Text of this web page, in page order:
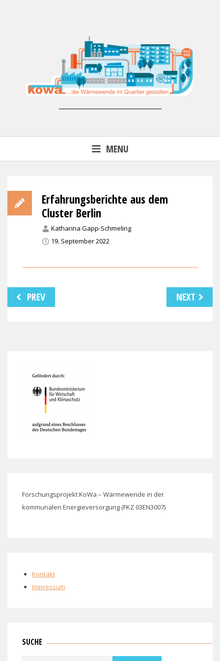
Wärmewende in der kommunalen
MENU
Erfahrungsberichte aus dem
Cluster Berlin
Katharina Gapp-Schmeling
19. September 2022
Beitragsnavigation
PREV NEXT
Forschungsprojekt KoWa – Wärmewende in der
kommunalen Energieversorgung (FKZ 03EN3007)
Kontakt
Impressum
SUCHE